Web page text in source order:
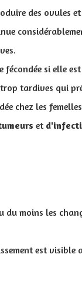
des ovules
fécondée si elle
tardives qui
chez les
et
du moins les
est visible